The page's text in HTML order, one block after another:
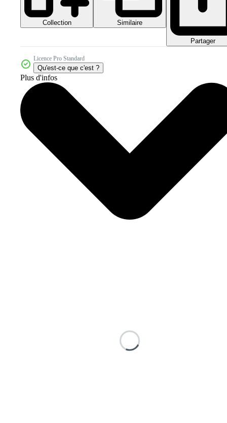
Collection Similaire
Partager
Licence Pro Standard
Qu'est-ce que c'est ?
Plus d'infos